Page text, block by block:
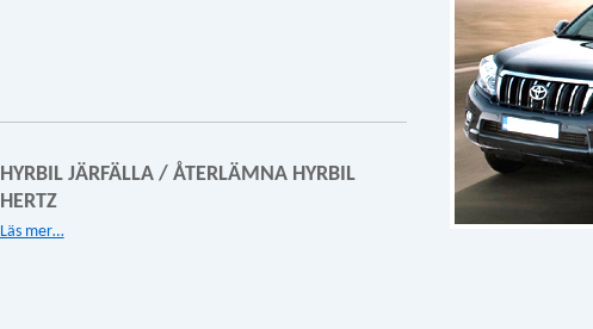
HYRBIL JÄRFÄLLA / ÅTERLÄMNA HYRBIL
HERTZ
Läs mer…